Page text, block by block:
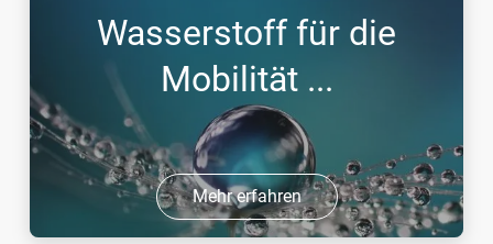
Wasserstoff für die
Mobilität ...
Mehr erfahren